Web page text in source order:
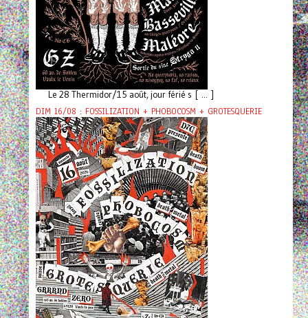
Le 28 Thermidor/15 août, jour férié s [ ... ]
DIM 16/08 : FOSSILIZATION + PHOBOCOSM + GROTESQUERIE